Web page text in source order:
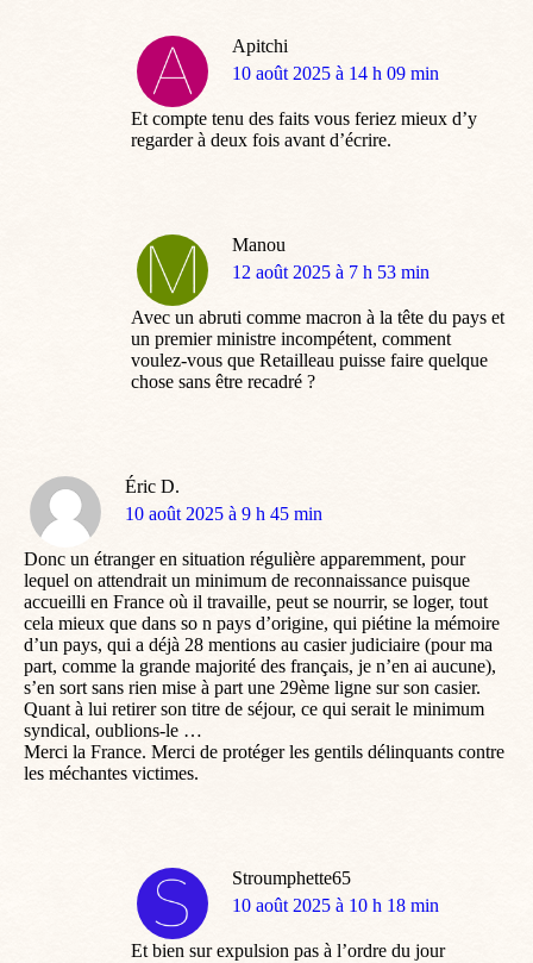
Apitchi
dit
10 août 2025 à 14 h 09 min
Et compte tenu des faits vous feriez mieux d’y
regarder à deux fois avant d’écrire.
Manou
dit
12 août 2025 à 7 h 53 min
Avec un abruti comme macron à la tête du pays et
un premier ministre incompétent, comment
voulez-vous que Retailleau puisse faire quelque
chose sans être recadré ?
Éric D.
dit
10 août 2025 à 9 h 45 min
Donc un étranger en situation régulière apparemment, pour
lequel on attendrait un minimum de reconnaissance puisque
accueilli en France où il travaille, peut se nourrir, se loger, tout
cela mieux que dans so n pays d’origine, qui piétine la mémoire
d’un pays, qui a déjà 28 mentions au casier judiciaire (pour ma
part, comme la grande majorité des français, je n’en ai aucune),
s’en sort sans rien mise à part une 29ème ligne sur son casier.
Quant à lui retirer son titre de séjour, ce qui serait le minimum
syndical, oublions-le …
Merci la France. Merci de protéger les gentils délinquants contre
les méchantes victimes.
Stroumphette65
dit
10 août 2025 à 10 h 18 min
Et bien sur expulsion pas à l’ordre du jour